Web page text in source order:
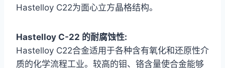
Hastelloy C22为面心立方晶格结构。
Hastelloy C-22 的耐腐蚀性:
Hastelloy C22合金适用于各种含有氧化和还原性介
质的化学流程工业。较高的钼、铬含量使合金能够